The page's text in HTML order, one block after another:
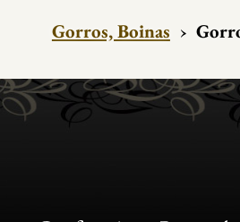
Gorros, Boinas ›